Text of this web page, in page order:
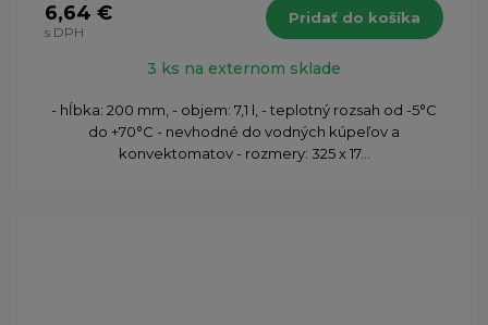
6,64 €
s DPH
Pridať do košíka
3 ks na externom sklade
- hĺbka: 200 mm, - objem: 7,1 l, - teplotný rozsah od -5°C
do +70°C - nevhodné do vodných kúpeľov a
konvektomatov - rozmery: 325 x 17...